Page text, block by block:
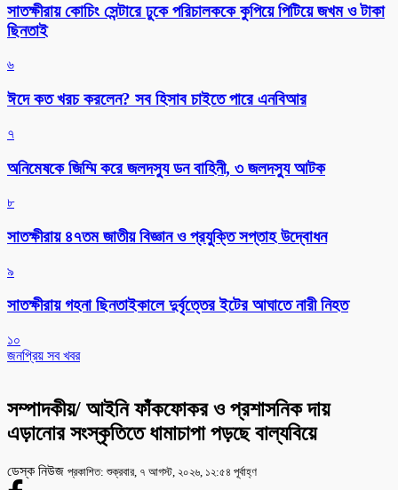
সাতক্ষীরায় কোচিং সেন্টারে ঢুকে পরিচালককে কুপিয়ে পিটিয়ে জখম ও টাকা
ছিনতাই
৬
ঈদে কত খরচ করলেন? সব হিসাব চাইতে পারে এনবিআর
৭
অনিমেষকে জিম্মি করে জলদস্যু ডন বাহিনী, ৩ জলদস্যু আটক
৮
সাতক্ষীরায় ৪৭তম জাতীয় বিজ্ঞান ও প্রযুক্তি সপ্তাহ উদ্বোধন
৯
সাতক্ষীরায় গহনা ছিনতাইকালে দুর্বৃত্তের ইটের আঘাতে নারী নিহত
১০
জনপ্রিয় সব খবর
সম্পাদকীয়/ আইনি ফাঁকফোকর ও প্রশাসনিক দায়
এড়ানোর সংস্কৃতিতে ধামাচাপা পড়ছে বাল্যবিয়ে
ডেস্ক নিউজ প্রকাশিত: শুক্রবার, ৭ আগস্ট, ২০২৬, ১২:৫৪ পূর্বাহ্ণ